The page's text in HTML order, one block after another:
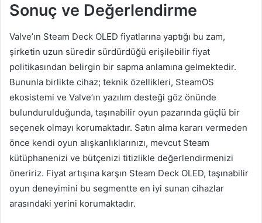
Sonuç ve Değerlendirme
Valve’ın Steam Deck OLED fiyatlarına yaptığı bu zam,
şirketin uzun süredir sürdürdüğü erişilebilir fiyat
politikasından belirgin bir sapma anlamına gelmektedir.
Bununla birlikte cihaz; teknik özellikleri, SteamOS
ekosistemi ve Valve’ın yazılım desteği göz önünde
bulundurulduğunda, taşınabilir oyun pazarında güçlü bir
seçenek olmayı korumaktadır. Satın alma kararı vermeden
önce kendi oyun alışkanlıklarınızı, mevcut Steam
kütüphanenizi ve bütçenizi titizlikle değerlendirmenizi
öneririz. Fiyat artışına karşın Steam Deck OLED, taşınabilir
oyun deneyimini bu segmentte en iyi sunan cihazlar
arasındaki yerini korumaktadır.